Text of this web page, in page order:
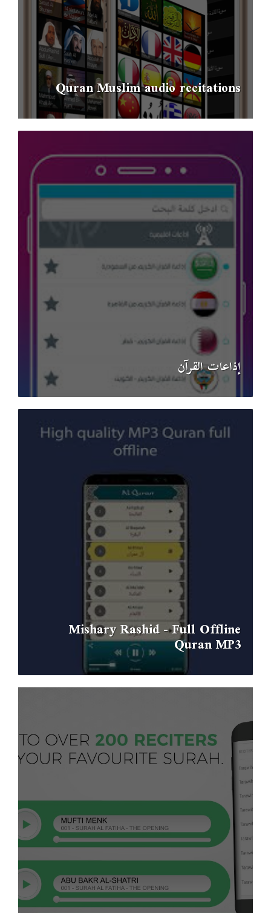
Mishary Rashid - Full Offline
Quran MP3
إذاعات القرآن
Quran Muslim audio recitations